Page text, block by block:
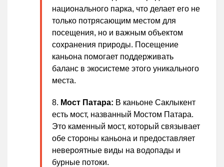
национального парка, что делает его не
только потрясающим местом для
посещения, но и важным объектом
сохранения природы. Посещение
каньона помогает поддерживать
баланс в экосистеме этого уникального
места.
Мост Патара: В каньоне Саклыкент
есть мост, названный Мостом Патара.
Это каменный мост, который связывает
обе стороны каньона и предоставляет
невероятные виды на водопады и
бурные потоки.